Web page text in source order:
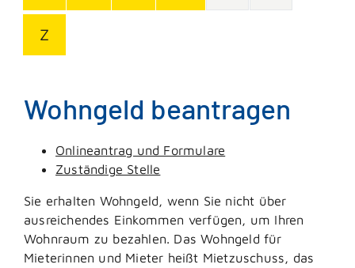
Z
Wohngeld beantragen
Onlineantrag und Formulare
Zuständige Stelle
Sie erhalten Wohngeld, wenn Sie nicht über
ausreichendes Einkommen verfügen, um Ihren
Wohnraum zu bezahlen. Das Wohngeld für
Mieterinnen und Mieter heißt Mietzuschuss, das